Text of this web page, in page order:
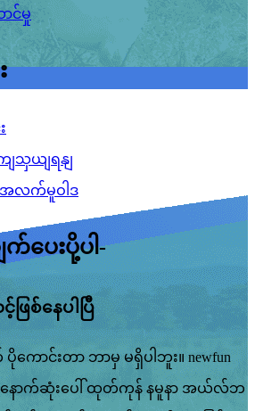
င်မှု
သှယျရနျ
လက်မူဝါဒ
က်ပေးပို့ပါ-
စ်နေပါပြီ
ောင်းတာ ဘာမှ မရှိပါဘူး။ newfun
နောက်ဆုံးပေါ် ထုတ်ကုန် နမူနာ အယ်လ်ဘ